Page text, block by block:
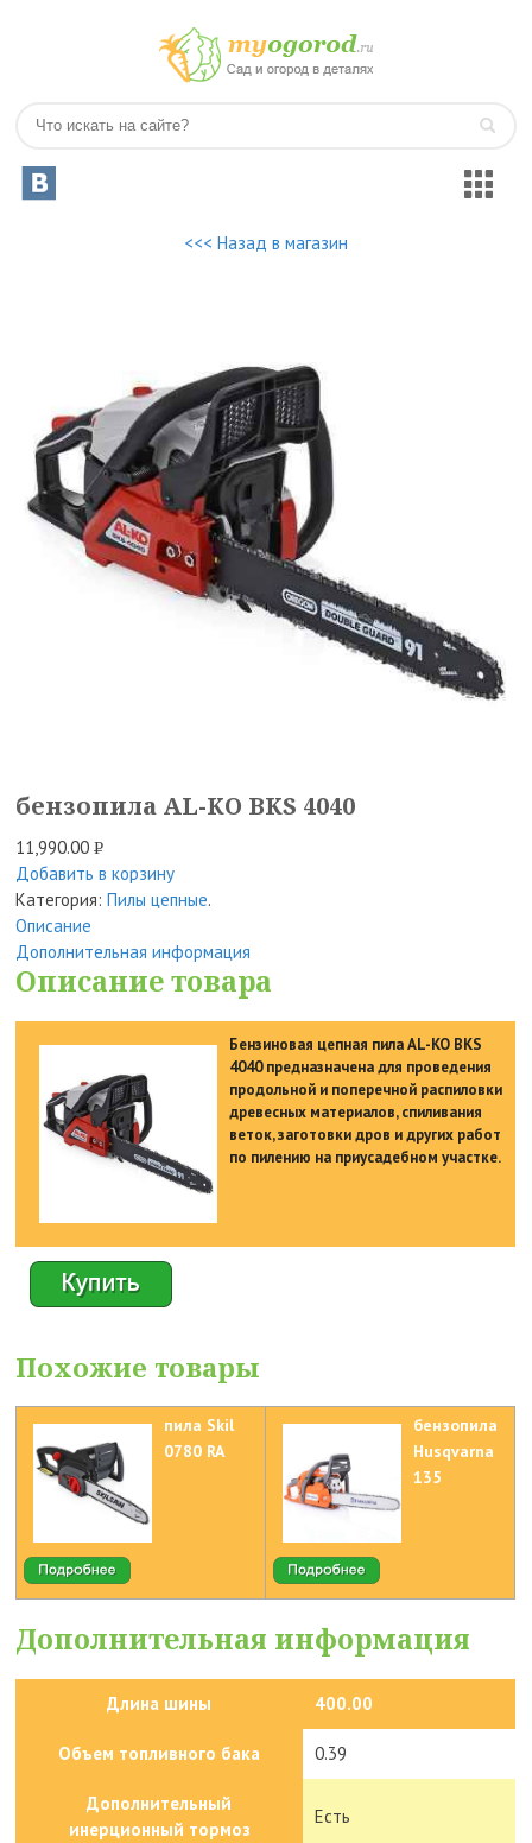
<<< Назад в магазин
бензопила AL-KO BKS 4040
11,990.00Р
УБ.
Добавить в корзину
Категория:Пилы цепные.
Описание
Дополнительная информация
Описание товара
Бензиновая цепная пила AL-KO BKS
4040 предназначена для проведения
продольной и поперечной распиловки
древесных материалов, спиливания
веток, заготовки дров и других работ
по пилению на приусадебном участке.
Похожие товары
пила Skil
0780 RA
бензопила
Husqvarna
135
Дополнительная информация
Длина шины 400.00
Объем топливного бака 0.39
Дополнительный
инерционный тормоз
Есть